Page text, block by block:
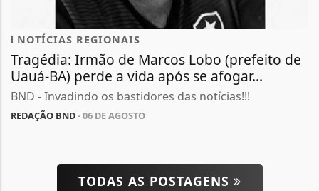
NOTÍCIAS REGIONAIS
Tragédia: Irmão de Marcos Lobo (prefeito de
Uauá-BA) perde a vida após se afogar...
BND - Invadindo os bastidores das notícias!!!
REDAÇÃO BND- 06 DE AGOSTO
TODAS AS POSTAGENS